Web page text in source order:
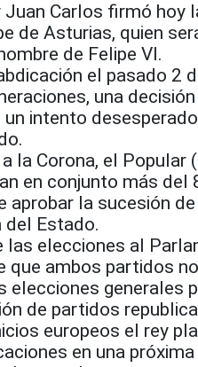
Carlos firmó hoy
de Asturias, quien
de Felipe VI.
el pasado 2
una
intento
la Corona, el Popular
en conjunto más
aprobar la sucesión
del Estado.
las elecciones al
que ambos partidos
elecciones generales
de partidos
europeos el rey
en una